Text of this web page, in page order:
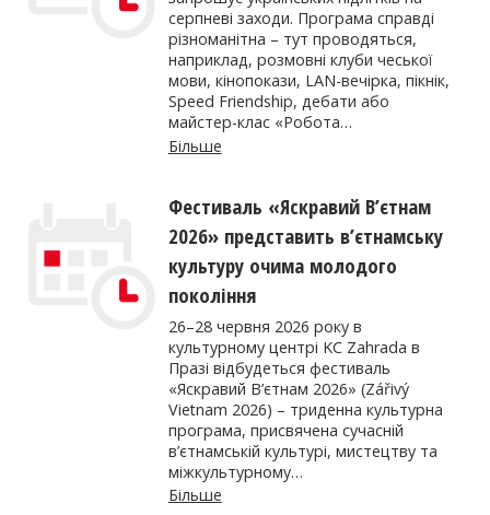
серпневі заходи. Програма справді
різноманітна – тут проводяться,
наприклад, розмовні клуби чеської
мови, кінопокази, LAN-вечірка, пікнік,
Speed Friendship, дебати або
майстер-клас «Робота…
Більше
Фестиваль «Яскравий В’єтнам
2026» представить в’єтнамську
культуру очима молодого
покоління
26–28 червня 2026 року в
культурному центрі KC Zahrada в
Празі відбудеться фестиваль
«Яскравий В’єтнам 2026» (Zářivý
Vietnam 2026) – триденна культурна
програма, присвячена сучасній
в’єтнамській культурі, мистецтву та
міжкультурному…
Більше